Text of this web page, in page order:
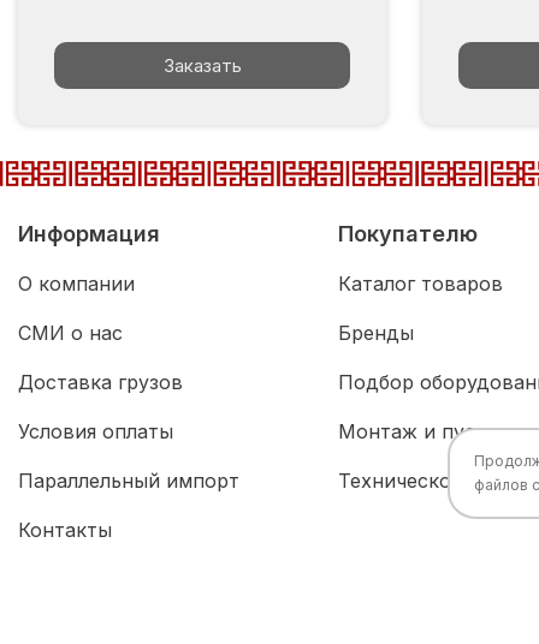
Заказать
Информация
О компании
СМИ о нас
Доставка грузов
Условия оплаты
Параллельный импорт
Контакты
Покупателю
Каталог товаров
Бренды
Подбор
Монтаж и
Техническое файлов